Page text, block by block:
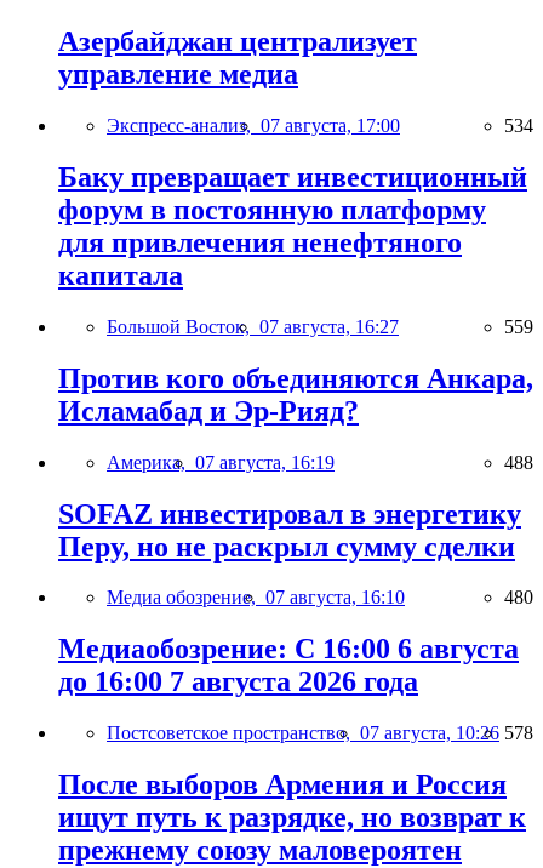
Азербайджан централизует
управление медиа
Экспресс-анализ, 07 августа, 17:00 534
Баку превращает инвестиционный
форум в постоянную платформу
для привлечения ненефтяного
капитала
Большой Восток, 07 августа, 16:27 559
Против кого объединяются Анкара,
Исламабад и Эр-Рияд?
Америка, 07 августа, 16:19 488
SOFAZ инвестировал в энергетику
Перу, но не раскрыл сумму сделки
Медиа обозрение, 07 августа, 16:10 480
Медиаобозрение: С 16:00 6 августа
до 16:00 7 августа 2026 года
Постсоветское пространство, 07 августа, 10:26 578
После выборов Армения и Россия
ищут путь к разрядке, но возврат к
прежнему союзу маловероятен